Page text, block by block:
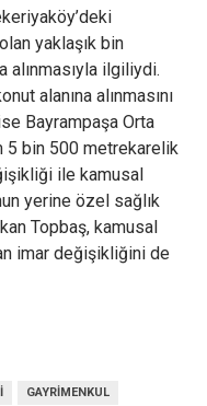
yaklaşık bin
alınmasıyla ilgiliydi.
alanına alınmasını
Bayrampaşa Orta
5 bin 500 metrekarelik
ile kamusal
yerine özel sağlık
Topbaş, kamusal
imar değişikliğini de
GAYRIMENKUL